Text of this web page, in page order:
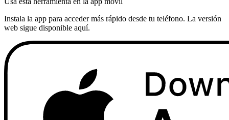
Instala la app para acceder más rápido desde tu teléfono. La versión
web sigue disponible aquí.